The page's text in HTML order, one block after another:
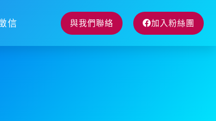
信 與我們聯絡 加入粉絲團